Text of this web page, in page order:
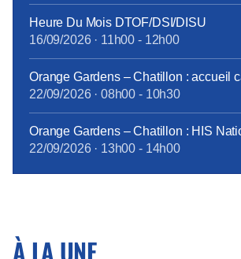
Heure Du Mois DTOF/DSI/DISU
16/09/2026· 11h00 - 12h00
Orange Gardens – Chatillon : accueil
22/09/2026· 08h00 - 10h30
Orange Gardens – Chatillon : HIS
22/09/2026· 13h00 - 14h00
À LA UNE